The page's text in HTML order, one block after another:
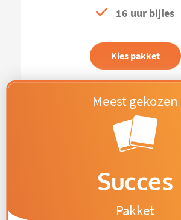
16 uur bijles
Kies pakket
Succes
Pakket